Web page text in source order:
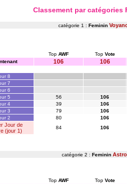
Classement par
catégorie 1 : Feminin
Top AWF Top Vote
106 106
8
7
6
5
56
106
4
39
106
3
79
106
2
80 106
Jour de
(jour 1)
84 106
catégorie 2 : Feminin Astro
Top AWF Top Vote